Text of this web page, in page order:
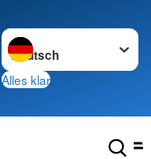
Sprache wechseln zu
Alles klar